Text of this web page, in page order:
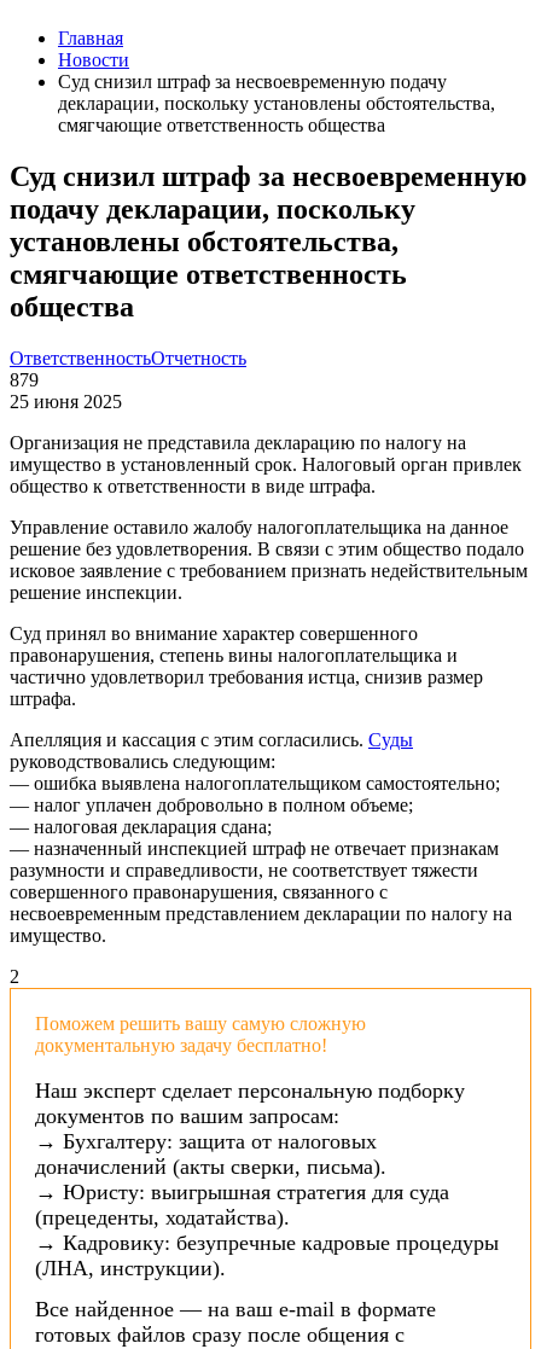
Главная
Новости
Суд снизил штраф за несвоевременную подачу
декларации, поскольку установлены обстоятельства,
смягчающие ответственность общества
Суд снизил штраф за несвоевременную
подачу декларации, поскольку
установлены обстоятельства,
смягчающие ответственность
общества
ОтветственностьОтчетность
879
25 июня 2025
Организация не представила декларацию по налогу на
имущество в установленный срок. Налоговый орган привлек
общество к ответственности в виде штрафа.
Управление оставило жалобу налогоплательщика на данное
решение без удовлетворения. В связи с этим общество подало
исковое заявление с требованием признать недействительным
решение инспекции.
Суд принял во внимание характер совершенного
правонарушения, степень вины налогоплательщика и
частично удовлетворил требования истца, снизив размер
штрафа.
Апелляция и кассация с этим согласились. Суды
руководствовались следующим:
— ошибка выявлена налогоплательщиком самостоятельно;
— налог уплачен добровольно в полном объеме;
— налоговая декларация сдана;
— назначенный инспекцией штраф не отвечает признакам
разумности и справедливости, не соответствует тяжести
совершенного правонарушения, связанного с
несвоевременным представлением декларации по налогу на
имущество.
2
Поможем решить вашу самую сложную
документальную задачу бесплатно!
Наш эксперт сделает персональную подборку
документов по вашим запросам:
→ Бухгалтеру: защита от налоговых
доначислений (акты сверки, письма).
→ Юристу: выигрышная стратегия для суда
(прецеденты, ходатайства).
→ Кадровику: безупречные кадровые процедуры
(ЛНА, инструкции).
Все найденное — на ваш e-mail в формате
готовых файлов сразу после общения с